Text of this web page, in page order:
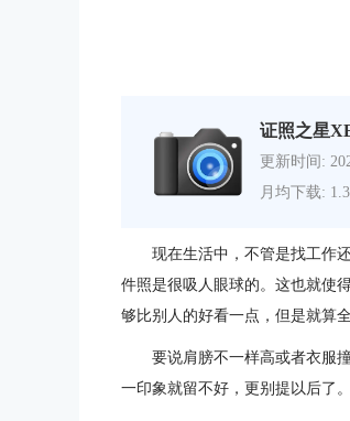
证照之星
更新时间:
月均下载:
现在生活中，不管是找工作
件照是很吸人眼球的。这也就使
够比别人的好看一点，但是就算
要说肩膀不一样高或者衣服
一印象就留不好，更别提以后了。